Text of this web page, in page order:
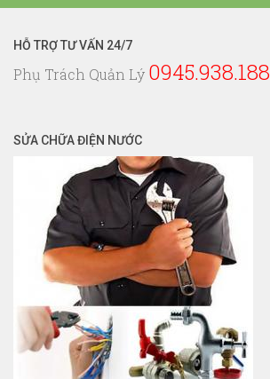
HỖ TRỢ TƯ VẤN 24/7
Phụ Trách Quản Lý 0945.938.188
SỬA CHỮA ĐIỆN NƯỚC